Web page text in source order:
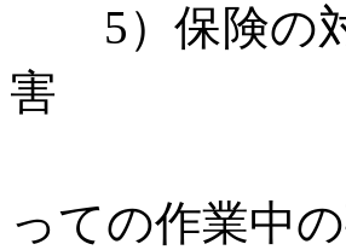
5）保険の対
害
＊但し、
っての作業中